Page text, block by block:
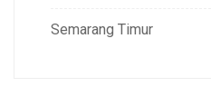
Semarang Timur